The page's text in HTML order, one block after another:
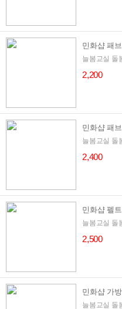
민화샵 패
늘봄교실 돌
2,200
민화샵 패
늘봄교실 돌
2,400
민화샵 펠
늘봄교실 돌
2,500
민화샵 가
늘봄교실 돌